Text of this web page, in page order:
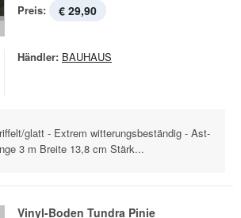
Preis: € 29,90
Händler: BAUHAUS
glatt - Extrem witterungsbeständig - Ast-
3 m Breite 13,8 cm Stärk...
Vinyl-Boden Tundra Pinie